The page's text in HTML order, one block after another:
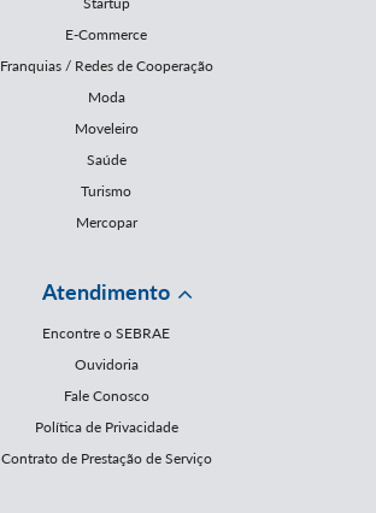
E-Commerce
Franquias / Redes de Cooperação
Moda
Moveleiro
Saúde
Turismo
Mercopar
Atendimento
Encontre o SEBRAE
Ouvidoria
Fale Conosco
Política de Privacidade
Contrato de Prestação de Serviço